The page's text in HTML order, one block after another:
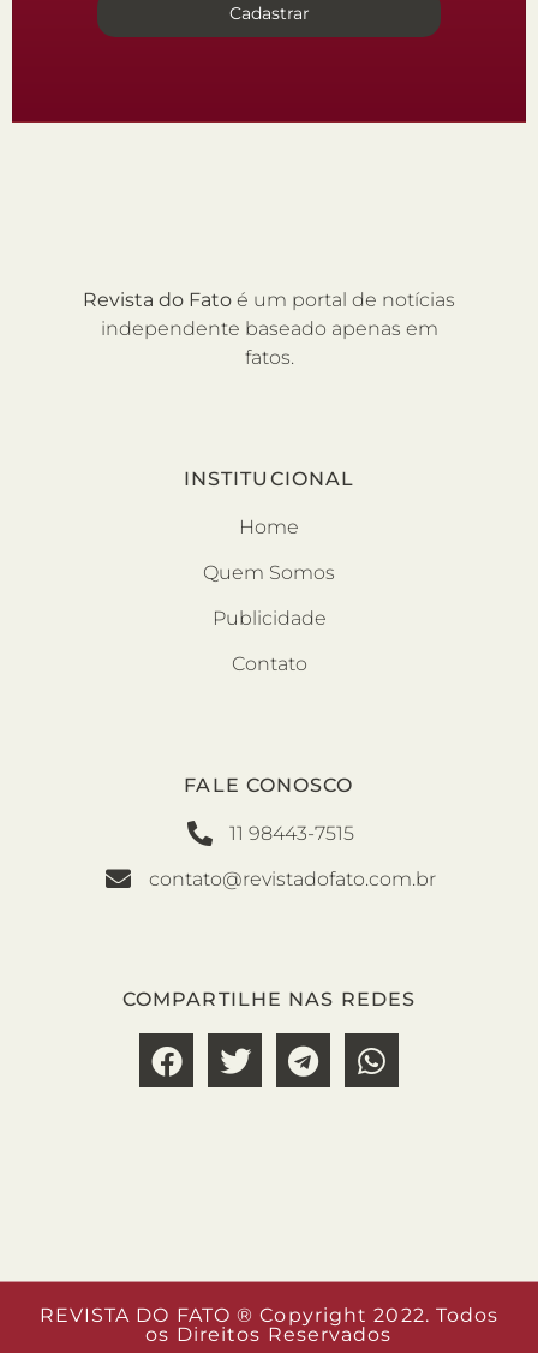
Cadastrar
Revista do Fato é um portal de notícias
independente baseado apenas em
fatos.
INSTITUCIONAL
Home
Quem Somos
Publicidade
Contato
FALE CONOSCO
11 98443-7515
contato@revistadofato.com.br
COMPARTILHE NAS REDES
REVISTA DO FATO ® Copyright 2022. Todos
os Direitos Reservados